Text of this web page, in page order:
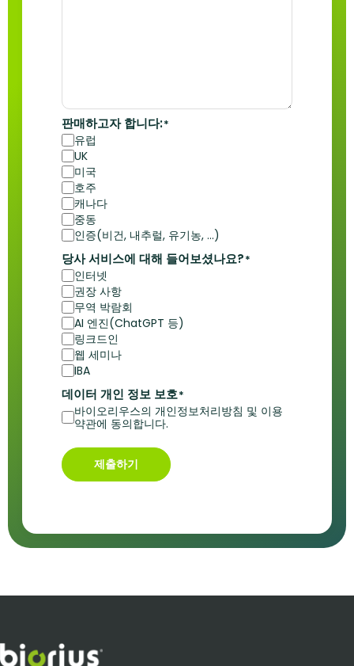
판매하고자 합니다:*
유럽
UK
미국
호주
캐나다
중동
인증(비건, 내추럴, 유기농, ...)
당사 서비스에 대해 들어보셨나요?*
인터넷
권장 사항
무역 박람회
AI 엔진(ChatGPT 등)
링크드인
웹 세미나
IBA
데이터 개인 정보 보호*
바이오리우스의 개인정보처리방침 및 이용
약관에 동의합니다.
제출하기